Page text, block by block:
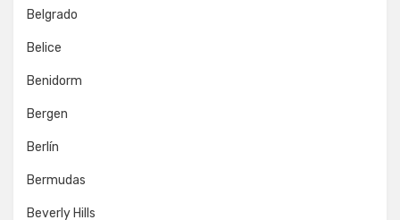
Belgrado
Belice
Benidorm
Bergen
Berlín
Bermudas
Beverly Hills